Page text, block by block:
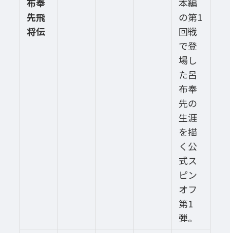
先飛
将伝
の第1
回戦
で登
場し
た呂
布奉
先の
生涯
を描
く公
式ス
ピン
オフ
第1
弾。